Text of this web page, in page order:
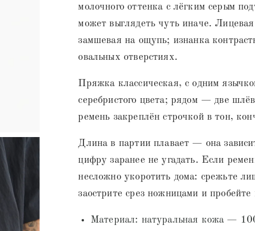
молочного оттенка с лёгким серым
может выглядеть чуть иначе.
замшевая на ощупь; изнанка
овальных отверстиях.
Пряжка классическая, с одним
серебристого цвета; рядом — две
ремень закреплён строчкой в тон,
Длина в партии плавает — она
цифру заранее не угадать. Если
несложно укоротить дома: срежьте
заострите срез ножницами и
Материал: натуральная кожа —